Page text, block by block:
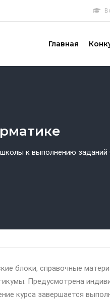
Главная
к выполнению
блоки, справочные
Предусмотрена
курса завершается